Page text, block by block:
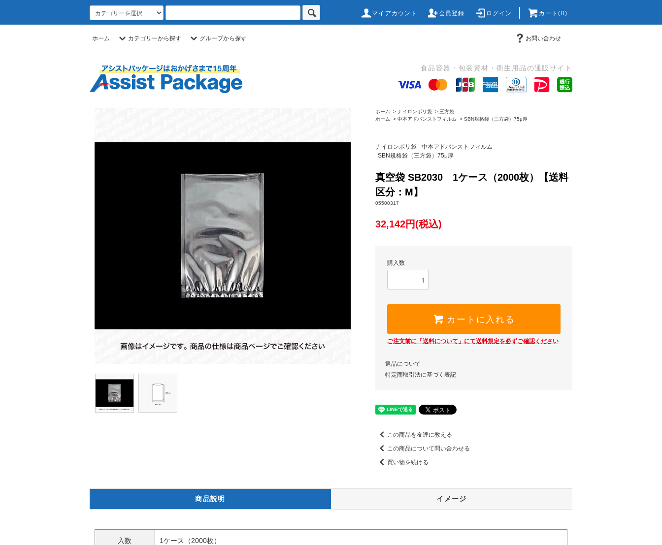
マイアカウント 会員登録 ログイン カート(0)
ホーム カテゴリーから探す グループから探す お問い合わせ
食品容器・包装資材・衛生用品の通販サイト
ホーム > ナイロンポリ袋 > 三方袋
ホーム
> 中本アドバンストフィルム > SBN規格袋（三方袋）75μ厚
ナイロンポリ袋
中本アドバンストフィルム
SBN規格袋（三方袋）75μ厚
真空袋 SB2030 1ケース（2000枚）【送料
区分：M】
05500317
32,142円(税込)
購入数
カートに入れる
ご注文前に「送料について」にて送料規定を必ずご確認ください
返品について
特定商取引法に基づく表記
この商品を友達に教える
この商品について問い合わせる
買い物を続ける
商品説明 イメージ
入数 1ケース（2000枚）